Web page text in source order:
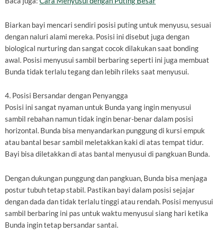
Biarkan bayi mencari sendiri posisi puting untuk menyusu, sesuai
dengan naluri alami mereka. Posisi ini disebut juga dengan
biological nurturing dan sangat cocok dilakukan saat bonding
awal. Posisi menyusui sambil berbaring seperti ini juga membuat
Bunda tidak terlalu tegang dan lebih rileks saat menyusui.
4. Posisi Bersandar dengan Penyangga
Posisi ini sangat nyaman untuk Bunda yang ingin menyusui
sambil rebahan namun tidak ingin benar-benar dalam posisi
horizontal. Bunda bisa menyandarkan punggung di kursi empuk
atau bantal besar sambil meletakkan kaki di atas tempat tidur.
Bayi bisa diletakkan di atas bantal menyusui di pangkuan Bunda.
Dengan dukungan punggung dan pangkuan, Bunda bisa menjaga
postur tubuh tetap stabil. Pastikan bayi dalam posisi sejajar
dengan dada dan tidak terlalu tinggi atau rendah. Posisi menyusui
sambil berbaring ini pas untuk waktu menyusui siang hari ketika
Bunda ingin tetap bersandar santai.